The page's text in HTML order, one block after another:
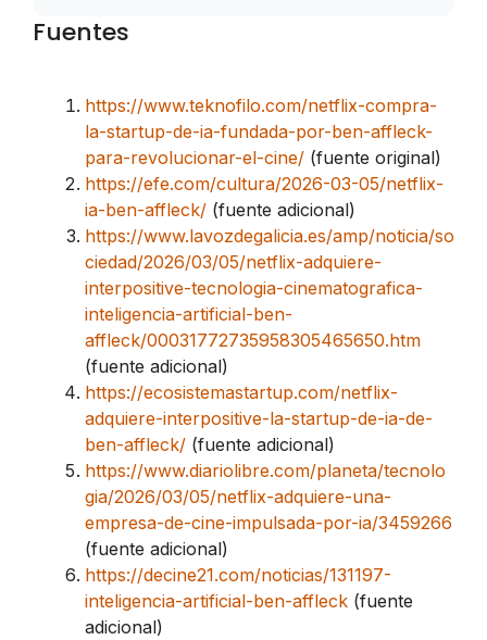
Fuentes
https://www.teknofilo.com/netflix-compra-
la-startup-de-ia-fundada-por-ben-affleck-
para-revolucionar-el-cine/ (fuente original)
https://efe.com/cultura/2026-03-05/netflix-
ia-ben-affleck/ (fuente adicional)
https://www.lavozdegalicia.es/amp/noticia/so
ciedad/2026/03/05/netflix-adquiere-
interpositive-tecnologia-cinematografica-
inteligencia-artificial-ben-
affleck/00031772735958305465650.htm
(fuente adicional)
https://ecosistemastartup.com/netflix-
adquiere-interpositive-la-startup-de-ia-de-
ben-affleck/ (fuente adicional)
https://www.diariolibre.com/planeta/tecnolo
gia/2026/03/05/netflix-adquiere-una-
empresa-de-cine-impulsada-por-ia/3459266
(fuente adicional)
https://decine21.com/noticias/131197-
inteligencia-artificial-ben-affleck (fuente
adicional)